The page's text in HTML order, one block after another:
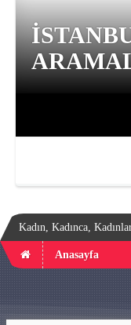
Kadın, Kadınca,
Anasayfa